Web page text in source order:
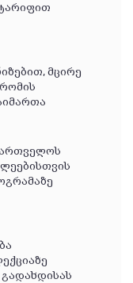
მცირე